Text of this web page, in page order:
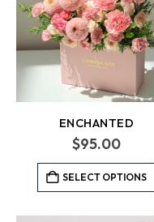
ENCHANTED
$95.00
SELECT OPTIONS